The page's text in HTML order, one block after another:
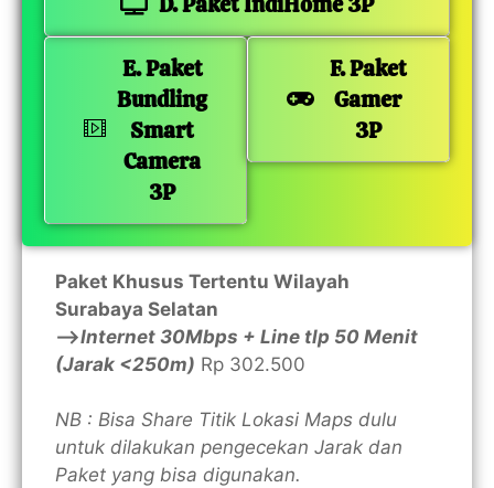
E. Paket
Bundling
Smart
Camera
3P
F. Paket
Gamer
3P
Paket Khusus Tertentu Wilayah
Surabaya Selatan
—>Internet 30Mbps + Line tlp 50 Menit
(Jarak <250m) Rp 302.500
NB : Bisa Share Titik Lokasi Maps dulu
untuk dilakukan pengecekan Jarak dan
Paket yang bisa digunakan.